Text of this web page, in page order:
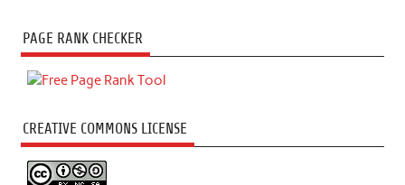
PAGE RANK CHECKER
CREATIVE COMMONS LICENSE